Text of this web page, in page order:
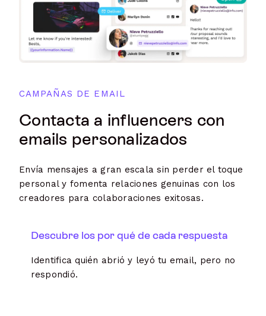
CAMPAÑAS DE EMAIL
Contacta a influencers con
emails personalizados
Envía mensajes a gran escala sin perder el toque
personal y fomenta relaciones genuinas con los
creadores para colaboraciones exitosas.
Descubre los por qué de cada respuesta
Identifica quién abrió y leyó tu email, pero no
respondió.